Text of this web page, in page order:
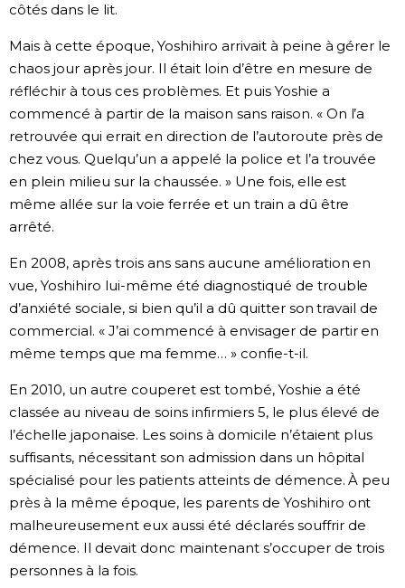
côtés dans le lit.
Mais à cette époque, Yoshihiro arrivait à peine à gérer le
chaos jour après jour. Il était loin d’être en mesure de
réfléchir à tous ces problèmes. Et puis Yoshie a
commencé à partir de la maison sans raison. « On l’a
retrouvée qui errait en direction de l’autoroute près de
chez vous. Quelqu’un a appelé la police et l’a trouvée
en plein milieu sur la chaussée. » Une fois, elle est
même allée sur la voie ferrée et un train a dû être
arrêté.
En 2008, après trois ans sans aucune amélioration en
vue, Yoshihiro lui-même été diagnostiqué de trouble
d’anxiété sociale, si bien qu’il a dû quitter son travail de
commercial. « J’ai commencé à envisager de partir en
même temps que ma femme… » confie-t-il.
En 2010, un autre couperet est tombé, Yoshie a été
classée au niveau de soins infirmiers 5, le plus élevé de
l’échelle japonaise. Les soins à domicile n’étaient plus
suffisants, nécessitant son admission dans un hôpital
spécialisé pour les patients atteints de démence. À peu
près à la même époque, les parents de Yoshihiro ont
malheureusement eux aussi été déclarés souffrir de
démence. Il devait donc maintenant s’occuper de trois
personnes à la fois.